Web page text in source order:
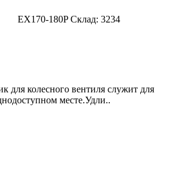
EX170-180P Склад: 3234
для колесного вентиля служит для
месте.Удли..